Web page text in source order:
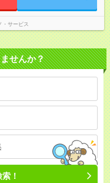
・サービス
せんか？
！